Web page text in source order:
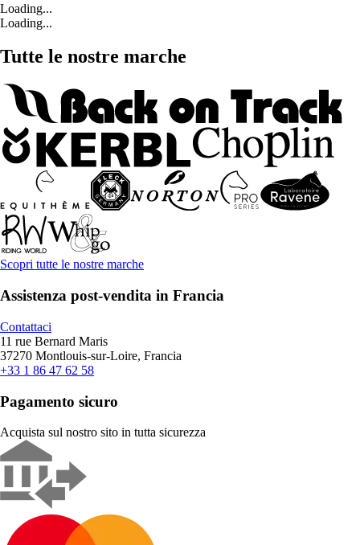
Loading...
Loading...
Tutte le nostre marche
Scopri tutte le nostre marche
Assistenza post-vendita in Francia
Contattaci
11 rue Bernard Maris
37270 Montlouis-sur-Loire, Francia
+33 1 86 47 62 58
Pagamento sicuro
Acquista sul nostro sito in tutta sicurezza